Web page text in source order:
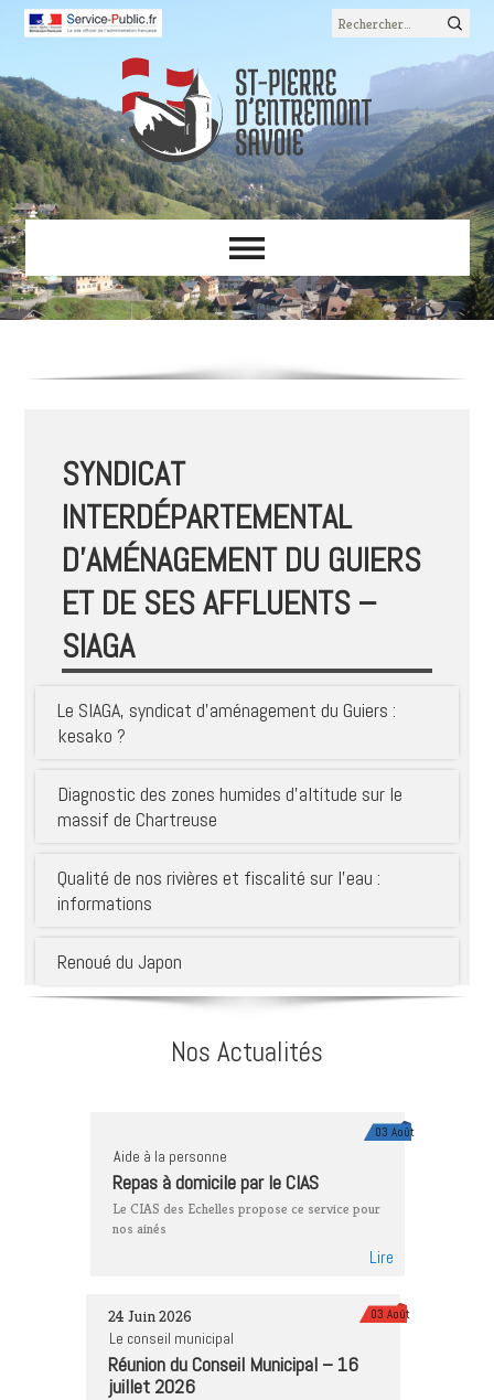
SYNDICAT
INTERDÉPARTEMENTAL
D’AMÉNAGEMENT DU GUIERS
ET DE SES AFFLUENTS –
SIAGA
Le SIAGA, syndicat d’aménagement du Guiers :
kesako ?
Diagnostic des zones humides d’altitude sur le
massif de Chartreuse
Qualité de nos rivières et fiscalité sur l’eau :
informations
Renoué du Japon
Nos Actualités
Aide à la personne
Repas à domicile par le CIAS
Le CIAS des Echelles propose ce service pour
nos ainés
Lire
03 Août
24 Juin 2026
Le conseil municipal
Réunion du Conseil Municipal – 16
juillet 2026
03 Août